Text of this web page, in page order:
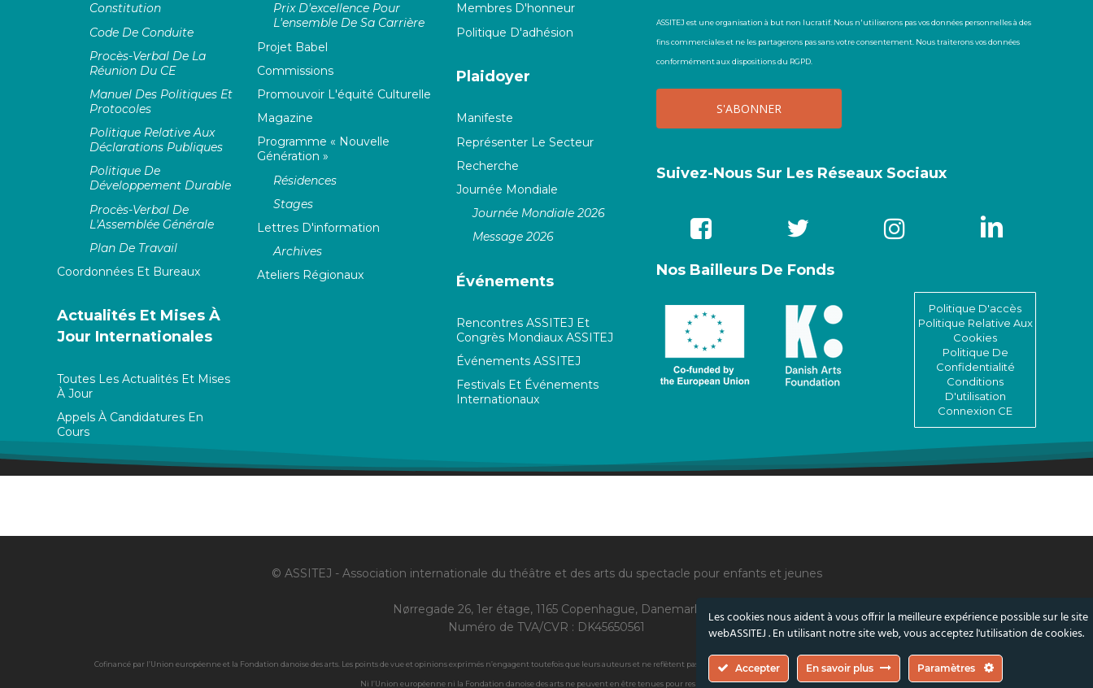
Constitution
Code De Conduite
Procès-Verbal De La
Réunion Du CE
Manuel Des Politiques Et
Protocoles
Politique Relative Aux
Déclarations Publiques
Politique De
Développement Durable
Procès-Verbal De
L'Assemblée Générale
Plan De Travail
Coordonnées Et Bureaux
Actualités Et Mises À
Jour Internationales
Toutes Les Actualités Et Mises
À Jour
Appels À Candidatures En
Cours
Prix D'excellence Pour
L'ensemble De Sa Carrière
Projet Babel
Commissions
Promouvoir L'équité Culturelle
Magazine
Programme « Nouvelle
Génération »
Résidences
Stages
Lettres D'information
Archives
Ateliers Régionaux
Membres D'honneur
Politique D'adhésion
Plaidoyer
Manifeste
Représenter Le Secteur
Recherche
Journée Mondiale
Journée Mondiale 2026
Message 2026
Événements
Rencontres ASSITEJ Et
Congrès Mondiaux ASSITEJ
Événements ASSITEJ
Festivals Et Événements
Internationaux
ASSITEJ est une organisation à but non lucratif. Nous n'utiliserons pas vos données personnelles à des
fins commerciales et ne les partagerons pas sans votre consentement. Nous traiterons vos données
conformément aux dispositions du RGPD.
Suivez-Nous Sur Les Réseaux Sociaux
Nos Bailleurs De Fonds
Politique D'accès
Politique Relative Aux
Cookies
Politique De
Confidentialité
Conditions
D'utilisation
Connexion CE
© ASSITEJ - Association internationale du théâtre et des arts du spectacle pour enfants et jeunes
Nørregade 26, 1er étage, 1165 Copenhague, Danemark
Numéro de TVA/CVR : DK45650561
Cofinancé par l’Union européenne et la Fondation danoise des arts. Les points de vue et opinions exprimés n’engagent toutefois que leurs auteurs et ne reflètent pas nécessairement ceux de l’Union européenne ou de la Fondation danoise des arts.
Ni l’Union européenne ni la Fondation danoise des arts ne peuvent en être tenues pour responsables.
Les cookies nous aident à vous offrir la meilleure expérience possible sur le site
webASSITEJ . En utilisant notre site web, vous acceptez l'utilisation de cookies.
Accepter En savoir plus Paramètres